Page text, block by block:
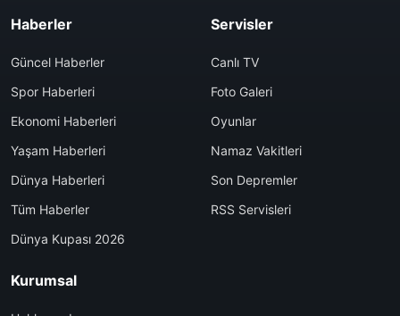
Haberler
Güncel Haberler
Spor Haberleri
Ekonomi Haberleri
Yaşam Haberleri
Dünya Haberleri
Tüm Haberler
Dünya Kupası 2026
Servisler
Canlı TV
Foto Galeri
Oyunlar
Namaz Vakitleri
Son Depremler
RSS Servisleri
Kurumsal